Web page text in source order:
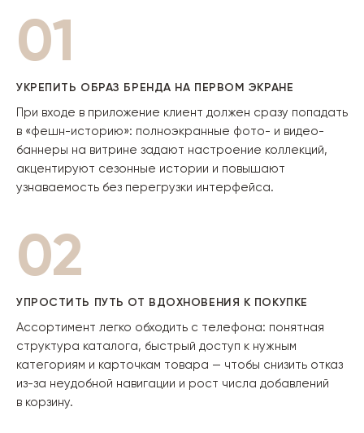
01
УКРЕПИТЬ ОБРАЗ БРЕНДА НА ПЕРВОМ ЭКРАНЕ
При входе в приложение клиент должен сразу попадать
в «фешн-историю»: полноэкранные фото- и видео-
баннеры на витрине задают настроение коллекций,
акцентируют сезонные истории и повышают
узнаваемость без перегрузки интерфейса.
02
УПРОСТИТЬ ПУТЬ ОТ ВДОХНОВЕНИЯ К ПОКУПКЕ
Ассортимент легко обходить с телефона: понятная
структура каталога, быстрый доступ к нужным
категориям и карточкам товара — чтобы снизить отказ
из-за неудобной навигации и рост числа добавлений
в корзину.